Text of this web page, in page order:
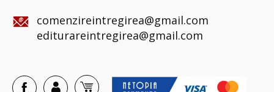
comenzireintregirea@gmail.com
editurareintregirea@gmail.com